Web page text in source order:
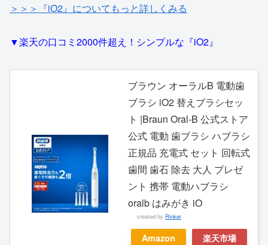
＞＞＞『iO2』についてもっと詳しくみる
▼楽天の口コミ2000件超え！シンプルな『iO2』
ブラウン オーラルB 電動歯
ブラシ iO2 替えブラシセッ
ト |Braun Oral-B 公式ストア
公式 電動 歯ブラシ ハブラシ
正規品 充電式 セット 回転式
歯間 歯石 除去 大人 プレゼ
ント 携帯 電動ハブラシ
oralb はみがき iO
created by Rinker
Amazon
楽天市場